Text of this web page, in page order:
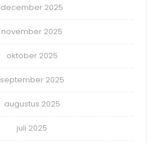
december 2025
november 2025
oktober 2025
september 2025
augustus 2025
juli 2025